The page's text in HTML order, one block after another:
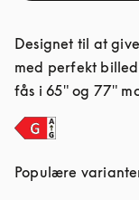
Designet til at
med perfekt
fås i 65" og 77"
Populære